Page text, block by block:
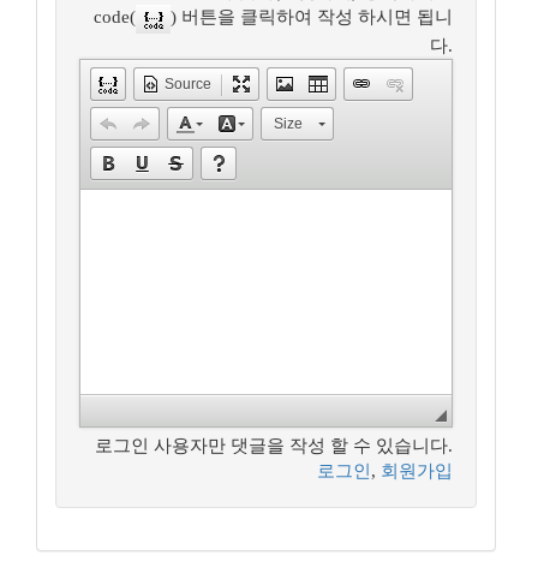
code(
) 버튼을 클릭하여 작성 하시면 됩니
다.
Source
Size
로그인 사용자만 댓글을 작성 할 수 있습니다.
로그인 , 회원가입